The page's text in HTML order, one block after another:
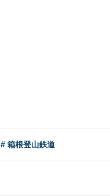
# 箱根登山鉄道